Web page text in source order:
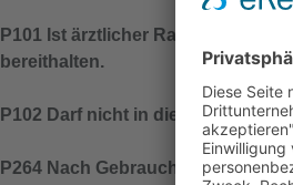
P101 Ist ärztlicher Rat
bereithalten.
P102 Darf nicht in die Hände von
P264 Nach Gebrauch … gründlich